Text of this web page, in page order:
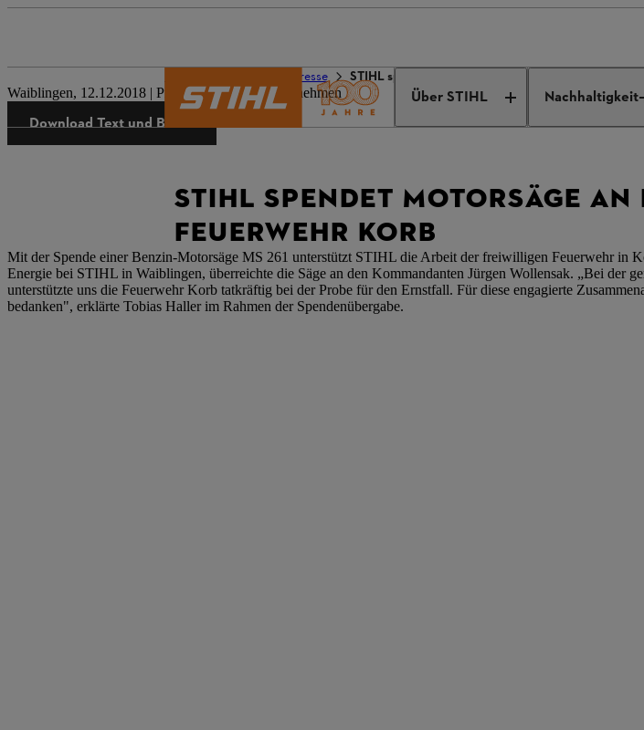
Über STIHL Nachhaltigkeit
Presse STIHL spendet Motorsäge an die Feuerwehr Korb
Waiblingen, 12.12.2018 | Presseinformation Unternehmen
Download Text und Bilder
STIHL SPENDET MOTORSÄGE AN
FEUERWEHR KORB
Mit der Spende einer Benzin-Motorsäge MS 261 unterstützt STIHL die Arbeit der freiwilligen Feuerwehr in
Energie bei STIHL in Waiblingen, überreichte die Säge an den Kommandanten Jürgen Wollensak. „Bei der
unterstützte uns die Feuerwehr Korb tatkräftig bei der Probe für den Ernstfall. Für diese engagierte
bedanken", erklärte Tobias Haller im Rahmen der Spendenübergabe.